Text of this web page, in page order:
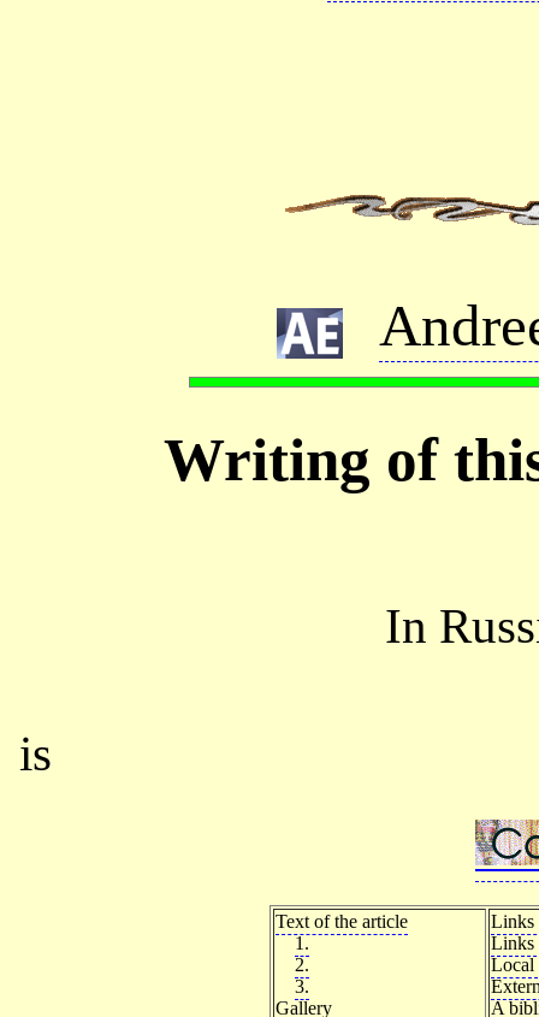
Writing of
In
is
Text of the article
1.
2.
3.
Gallery
Links
Links
Local
A